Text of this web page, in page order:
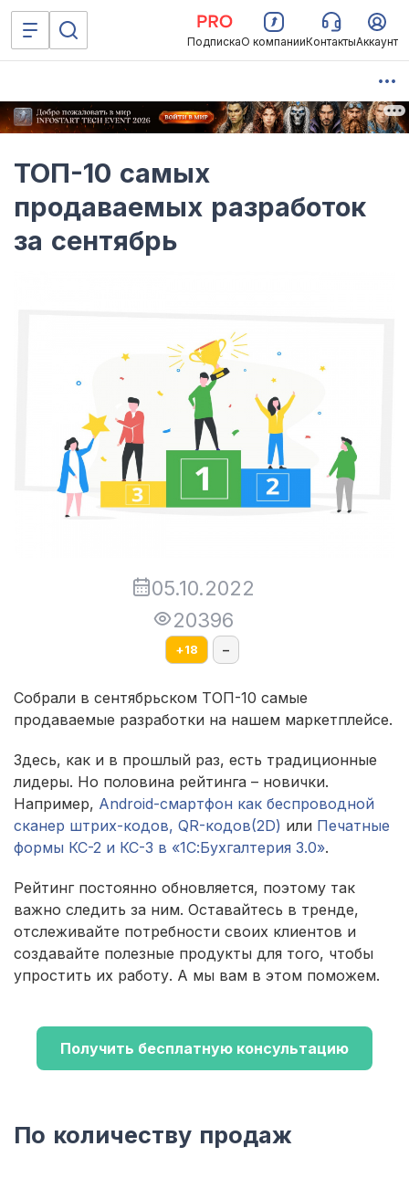
ПодпискаО компанииКонтактыАккаунт
ТОП-10 самых
продаваемых разработок
за сентябрь
05.10.2022
20396
+18 –
Собрали в сентябрьском ТОП-10 самые
продаваемые разработки на нашем маркетплейсе.
Здесь, как и в прошлый раз, есть традиционные
лидеры. Но половина рейтинга – новички.
Например, Android-смартфон как беспроводной
сканер штрих-кодов, QR-кодов(2D) или Печатные
формы КС-2 и КС-3 в «1С:Бухгалтерия 3.0».
Рейтинг постоянно обновляется, поэтому так
важно следить за ним. Оставайтесь в тренде,
отслеживайте потребности своих клиентов и
создавайте полезные продукты для того, чтобы
упростить их работу. А мы вам в этом поможем.
Получить бесплатную консультацию
По количеству продаж